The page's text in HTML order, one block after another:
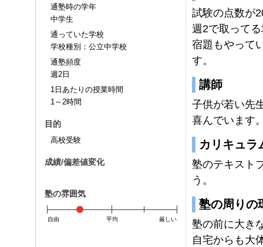
通塾時の学年
中学生
通っていた学校
学校種別：公立中学校
通塾頻度
週2日
1日あたりの授業時間
1～2時間
目的
高校受験
成績/偏差値変化
塾の雰囲気
自由 平均 厳しい
試験の点数が
週2で取って
宿題もやって
す。
講師
子供が若い先
喜んでいます
カリキュラ
塾のテキスト
う。
塾の周りの
塾の前に大き
自宅からも大